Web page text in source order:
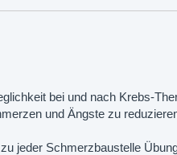
bei und nach Krebs-
und Ängste zu
jeder Schmerzbaustelle